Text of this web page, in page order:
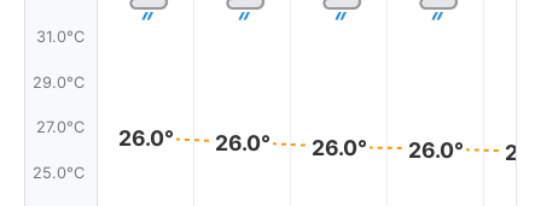
31.0°C
29.0°C
27.0°C
25.0°C
26.0° 26.0° 26.0° 26.0°